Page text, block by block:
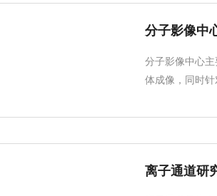
分子影像中
分子影像中心
体成像，同时
离子通道研